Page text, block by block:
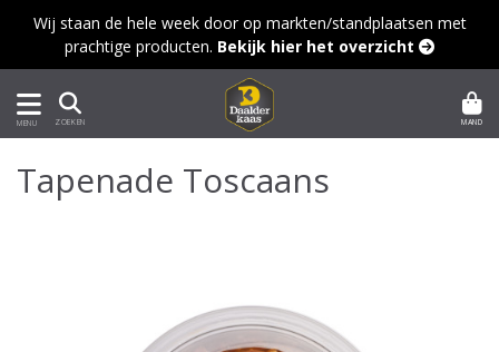
Wij staan de hele week door op markten/standplaatsen met
prachtige producten. Bekijk hier het overzicht 
MENU ZOEKEN MAND
Tapenade Toscaans